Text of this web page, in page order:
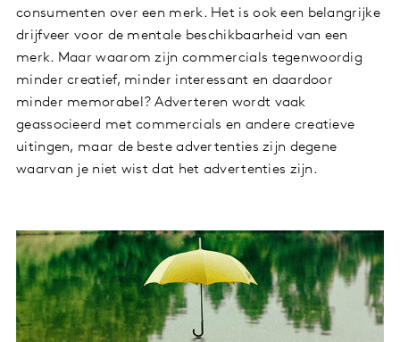
consumenten over een merk. Het is ook een belangrijke
drijfveer voor de mentale beschikbaarheid van een
merk. Maar waarom zijn commercials tegenwoordig
minder creatief, minder interessant en daardoor
minder memorabel? Adverteren wordt vaak
geassocieerd met commercials en andere creatieve
uitingen, maar de beste advertenties zijn degene
waarvan je niet wist dat het advertenties zijn.